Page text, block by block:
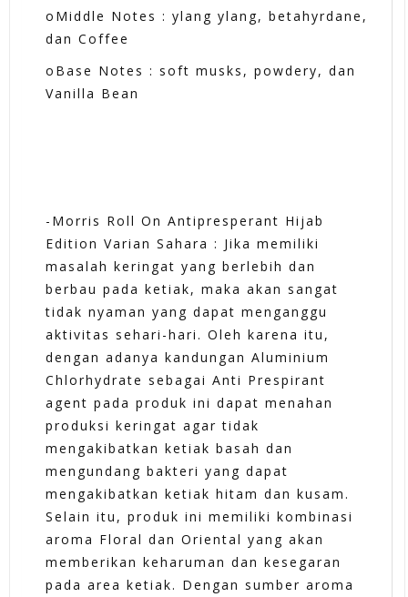
oMiddle Notes : ylang ylang, betahyrdane,
dan Coffee
oBase Notes : soft musks, powdery, dan
Vanilla Bean
-Morris Roll On Antipresperant Hijab
Edition Varian Sahara : Jika memiliki
masalah keringat yang berlebih dan
berbau pada ketiak, maka akan sangat
tidak nyaman yang dapat menganggu
aktivitas sehari-hari. Oleh karena itu,
dengan adanya kandungan Aluminium
Chlorhydrate sebagai Anti Prespirant
agent pada produk ini dapat menahan
produksi keringat agar tidak
mengakibatkan ketiak basah dan
mengundang bakteri yang dapat
mengakibatkan ketiak hitam dan kusam.
Selain itu, produk ini memiliki kombinasi
aroma Floral dan Oriental yang akan
memberikan keharuman dan kesegaran
pada area ketiak. Dengan sumber aroma